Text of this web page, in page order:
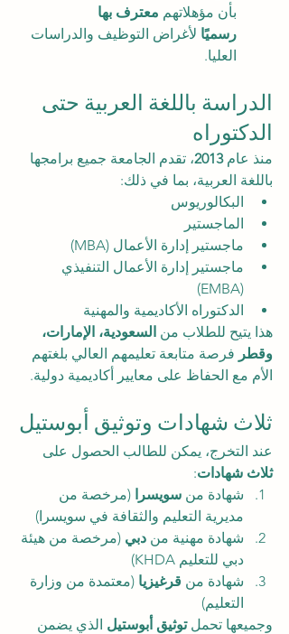
بأن مؤهلاتهم معترف بها
رسميًا لأغراض التوظيف والدراسات
العليا.
الدراسة باللغة العربية حتى
الدكتوراه
منذ عام 2013، تقدم الجامعة جميع برامجها
باللغة العربية، بما في ذلك:
البكالوريوس
الماجستير
ماجستير إدارة الأعمال (MBA)
ماجستير إدارة الأعمال التنفيذي
(EMBA)
الدكتوراه الأكاديمية والمهنية
هذا يتيح للطلاب من السعودية، الإمارات،
وقطر فرصة متابعة تعليمهم العالي بلغتهم
الأم مع الحفاظ على معايير أكاديمية دولية.
ثلاث شهادات وتوثيق أبوستيل
عند التخرج، يمكن للطالب الحصول على
ثلاث شهادات:
شهادة من سويسرا (مرخصة من
مديرية التعليم والثقافة في سويسرا)
شهادة مهنية من دبي (مرخصة من هيئة
دبي للتعليم KHDA)
شهادة من قرغيزيا (معتمدة من وزارة
التعليم)
وجميعها تحمل توثيق أبوستيل الذي يضمن